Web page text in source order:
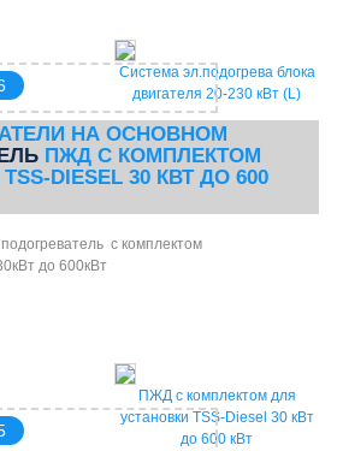
Система эл.подогрева блока
двигателя 20-230 кВт (L)
НА ОСНОВНОМ
ПЖД С КОМПЛЕКТОМ
DIESEL 30 КВТ ДО 600
с комплектом
до 600кВт
ПЖД с комплектом для
установки TSS-Diesel 30 кВт
до 600 кВт